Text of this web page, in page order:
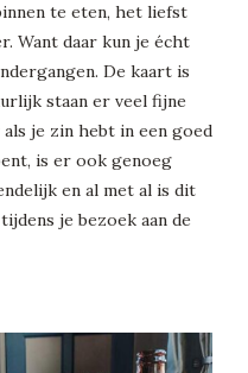
te eten, het liefst
Want daar kun je écht
De kaart is
staan er veel fijne
je zin hebt in een goed
is er ook genoeg
en al met al is dit
je bezoek aan de